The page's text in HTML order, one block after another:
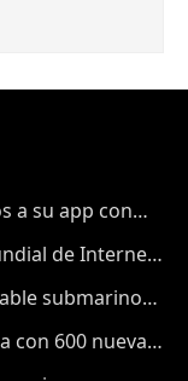
a su app con
de Internet
submarino
con 600 nuevas